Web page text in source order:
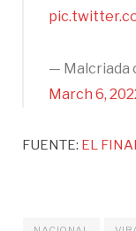
— Malcriada
March 6,
FUENTE: EL